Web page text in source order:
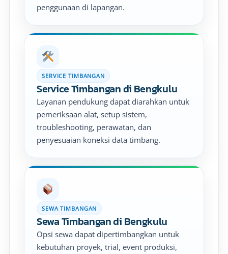
penggunaan di lapangan.
SERVICE TIMBANGAN
Service Timbangan di Bengkulu
Layanan pendukung dapat diarahkan untuk
pemeriksaan alat, setup sistem,
troubleshooting, perawatan, dan
penyesuaian koneksi data timbang.
SEWA TIMBANGAN
Sewa Timbangan di Bengkulu
Opsi sewa dapat dipertimbangkan untuk
kebutuhan proyek, trial, event produksi,